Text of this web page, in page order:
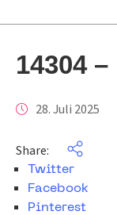
14304
28. Juli 2025
Share:
Twitter
Facebook
Pinterest